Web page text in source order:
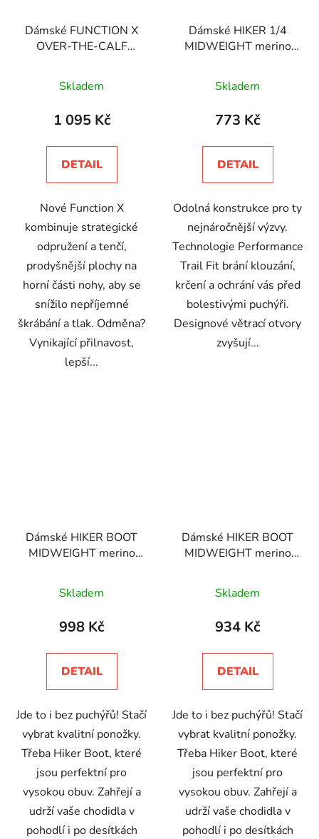
Dámské FUNCTION X
OVER-THE-CALF
Snowboard merino
ponožky
Skladem
1 095 Kč
DETAIL
Nové Function X
kombinuje strategické
odpružení a tenčí,
prodyšnější plochy na
horní části nohy, aby se
snížilo nepříjemné
škrábání a tlak. Odměna?
Vynikající přilnavost,
lepší...
Dámské HIKER 1/4
MIDWEIGHT merino
hodnocení
produktu
5,0
z
hvězdiček.
Skladem
773 Kč
DETAIL
Odolná konstrukce pro ty
nejnáročnější výzvy.
Technologie Performance
Trail Fit brání klouzání,
krčení a ochrání vás před
bolestivými puchýři.
Designové větrací otvory
zvyšují...
Dámské HIKER BOOT
MIDWEIGHT merino
Skladem
998 Kč
DETAIL
Jde to i bez puchýřů! Stačí
vybrat kvalitní ponožky.
Třeba Hiker Boot, které
jsou perfektní pro
vysokou obuv. Zahřejí a
udrží vaše chodidla v
pohodlí i po desítkách
Dámské HIKER BOOT
MIDWEIGHT merino
Skladem
934 Kč
DETAIL
Jde to i bez puchýřů! Stačí
vybrat kvalitní ponožky.
Třeba Hiker Boot, které
jsou perfektní pro
vysokou obuv. Zahřejí a
udrží vaše chodidla v
pohodlí i po desítkách